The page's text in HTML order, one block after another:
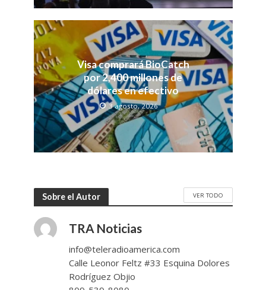
Visa comprará BioCatch
por 2,400 millones de
dólares en efectivo
3 agosto, 2026
Sobre el Autor VER TODO
TRA Noticias
info@teleradioamerica.com
Calle Leonor Feltz #33 Esquina Dolores
Rodríguez Objio